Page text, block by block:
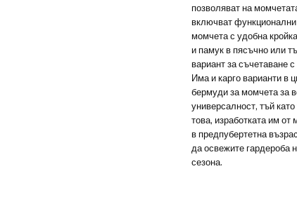
позволяват на
включват
момчета с удобна
и памук в пясъчно или
вариант за съчетаване
Има и карго варианти в
бермуди за момчета за
универсалност, тъй
това, изработката им
в предпубертетна
да освежите гардероба
сезона.